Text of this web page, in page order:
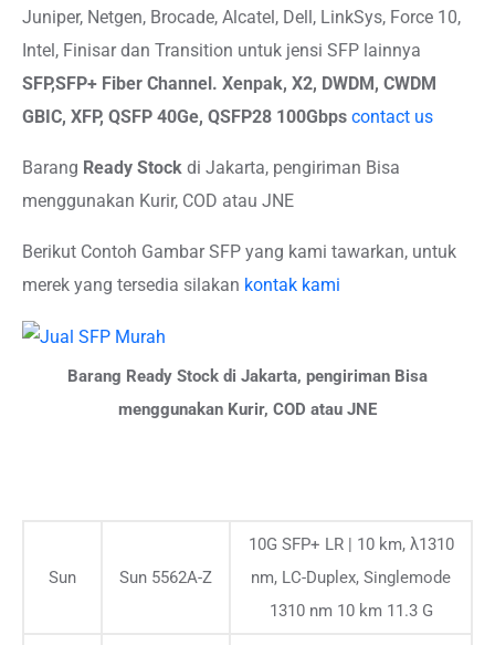
Juniper, Netgen, Brocade, Alcatel, Dell, LinkSys, Force 10,
Intel, Finisar dan Transition untuk jensi SFP lainnya
SFP,SFP+ Fiber Channel. Xenpak, X2, DWDM, CWDM
GBIC, XFP, QSFP 40Ge, QSFP28 100Gbps contact us
Barang Ready Stock di Jakarta, pengiriman Bisa
menggunakan Kurir, COD atau JNE
Berikut Contoh Gambar SFP yang kami tawarkan, untuk
merek yang tersedia silakan kontak kami
Barang Ready Stock di Jakarta, pengiriman Bisa
menggunakan Kurir, COD atau JNE
Sun Sun 5562A-Z
10G SFP+ LR | 10 km, λ1310
nm, LC-Duplex, Singlemode
1310 nm 10 km 11.3 G